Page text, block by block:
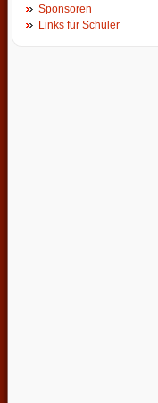
Sponsoren
Links für Schüler